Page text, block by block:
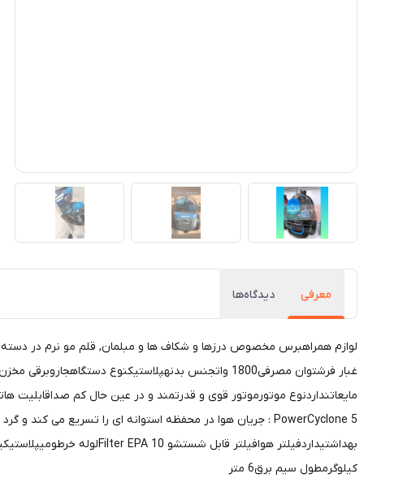
معرفی دیدگاه‌ها
لوازم همراهبرس مخصوص درزها و شکاف ها و مبلمان, قلم مو نرم در دسته
کیلوگرمطول سیم برق6 متر